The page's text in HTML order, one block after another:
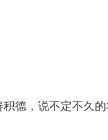
德，说不定不久